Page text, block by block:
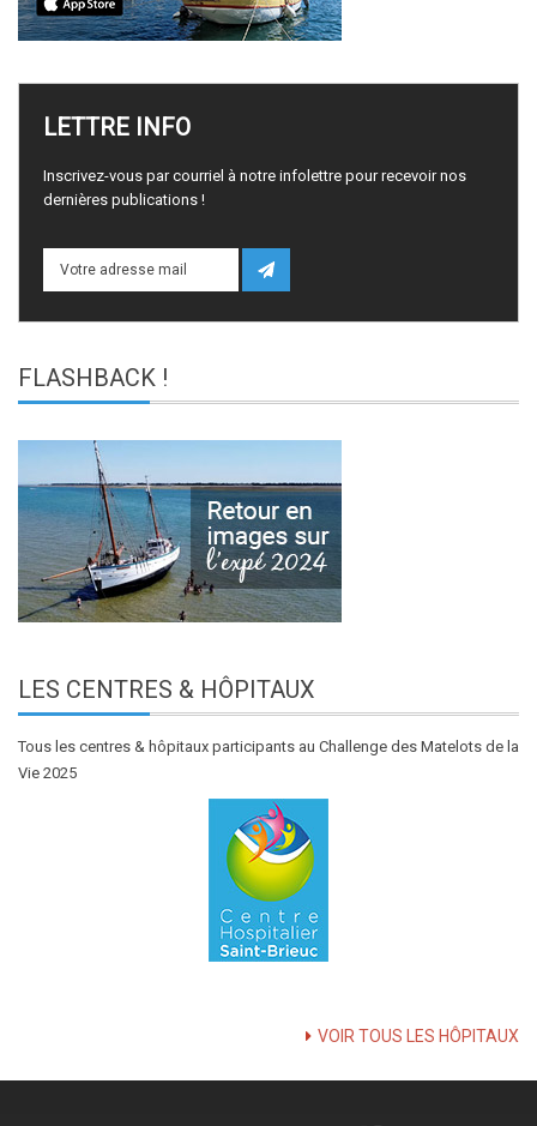
LETTRE INFO
Inscrivez-vous par courriel à notre infolettre pour recevoir nos
dernières publications !
FLASHBACK !
LES CENTRES & HÔPITAUX
Tous les centres & hôpitaux participants au Challenge des Matelots de la
Vie 2025
VOIR TOUS LES HÔPITAUX